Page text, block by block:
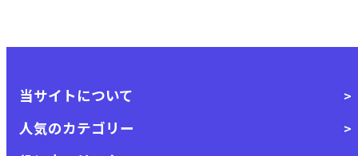
当サイトについて
人気のカテゴリー